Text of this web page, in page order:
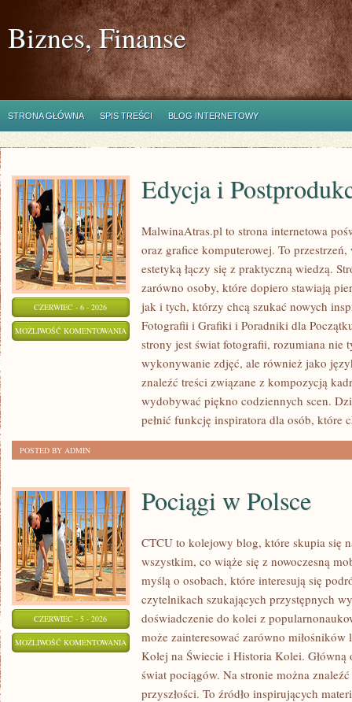
Biznes, Finanse
STRONA GŁÓWNA SPIS TREŚCI BLOG INTERNETOWY
CZERWIEC - 6 - 2026
MOŻLIWOŚĆ KOMENTOWANIA EDYCJA
POSTPRODUKCJA
Edycja i
MalwinaAtras.pl to strona internetowa
oraz grafice komputerowej. To
estetyką łączy się z praktyczną wiedzą.
zarówno osoby, które dopiero stawiają
jak i tych, którzy chcą szukać nowych
Fotografii i Grafiki i Poradniki dla
strony jest świat fotografii, rozumiana nie
wykonywanie zdjęć, ale również jako
znaleźć treści związane z kompozycją
wydobywać piękno codziennych scen.
pełnić funkcję inspiratora dla osób, które
POSTED BY ADMIN
CZERWIEC - 5 - 2026
MOŻLIWOŚĆ KOMENTOWANIA POCIĄGI
POLSCE
Pociągi w Polsce
CTCU to kolejowy blog, które skupia się
wszystkim, co wiąże się z nowoczesną
myślą o osobach, które interesują się
czytelnikach szukających przystępnych
doświadczenie do kolei z
może zainteresować zarówno
Kolej na Świecie i Historia Kolei. Główną
świat pociągów. Na stronie można
przyszłości. To źródło inspirujących